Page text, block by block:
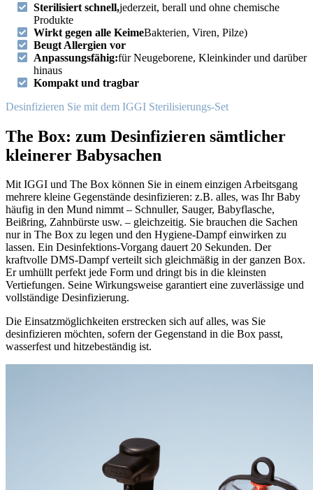
Sterilisiert schnell,jederzeit, berall und ohne chemische
Produkte
Wirkt gegen alle KeimeBakterien, Viren, Pilze)
Beugt Allergien vor
Anpassungsfähig:für Neugeborene, Kleinkinder und darüber
hinaus
Kompakt und tragbar
Desinfizieren Sie mit dem IGGI Sterilisierungs-Set
The Box: zum Desinfizieren sämtlicher
kleinerer Babysachen
Mit IGGI und The Box können Sie in einem einzigen Arbeitsgang
mehrere kleine Gegenstände desinfizieren: z.B. alles, was Ihr Baby
häufig in den Mund nimmt – Schnuller, Sauger, Babyflasche,
Beißring, Zahnbürste usw. – gleichzeitig. Sie brauchen die Sachen
nur in The Box zu legen und den Hygiene-Dampf einwirken zu
lassen. Ein Desinfektions-Vorgang dauert 20 Sekunden. Der
kraftvolle DMS-Dampf verteilt sich gleichmäßig in der ganzen Box.
Er umhüllt perfekt jede Form und dringt bis in die kleinsten
Vertiefungen. Seine Wirkungsweise garantiert eine zuverlässige und
vollständige Desinfizierung.
Die Einsatzmöglichkeiten erstrecken sich auf alles, was Sie
desinfizieren möchten, sofern der Gegenstand in die Box passt,
wasserfest und hitzebeständig ist.